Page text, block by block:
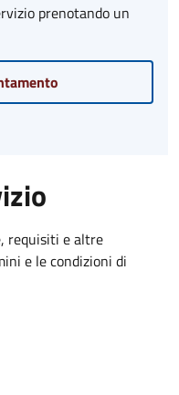
prenotando un
requisiti e altre
e le condizioni di